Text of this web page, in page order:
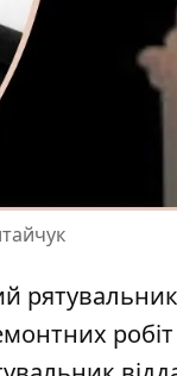
робіт